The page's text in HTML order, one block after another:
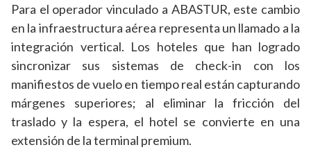
Para el operador vinculado a ABASTUR, este cambio
en la infraestructura aérea representa un llamado a la
integración vertical. Los hoteles que han logrado
sincronizar sus sistemas de check-in con los
manifiestos de vuelo en tiempo real están capturando
márgenes superiores; al eliminar la fricción del
traslado y la espera, el hotel se convierte en una
extensión de la terminal premium.